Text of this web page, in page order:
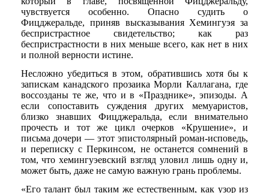
чувствуется особенно. Опасно судить о
Фицджеральде, приняв высказывания Хемингуэя за
беспристрастное свидетельство; как раз
беспристрастности в них меньше всего, как нет в них
и полной верности истине.
Несложно убедиться в этом, обратившись хотя бы к
запискам канадского прозаика Морли Каллагана, где
воссозданы те же, что и в «Празднике», эпизоды. А
если сопоставить суждения других мемуаристов,
близко знавших Фицджеральда, если внимательно
прочесть и тот же цикл очерков «Крушение», и
письма дочери — этот эпистолярный роман-исповедь,
и переписку с Перкинсом, не останется сомнений в
том, что хемингуэевский взгляд уловил лишь одну и,
может быть, даже не самую важную грань проблемы.
«Его талант был таким же естественным, как узор из